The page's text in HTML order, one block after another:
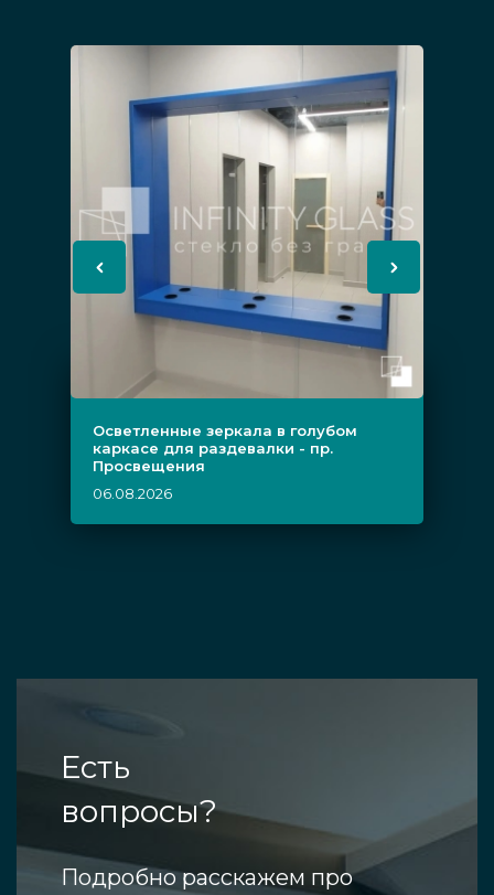
Осветленные зеркала в голубом
каркасе для раздевалки - пр.
Просвещения
06.08.2026
Есть
вопросы?
Подробно расскажем про